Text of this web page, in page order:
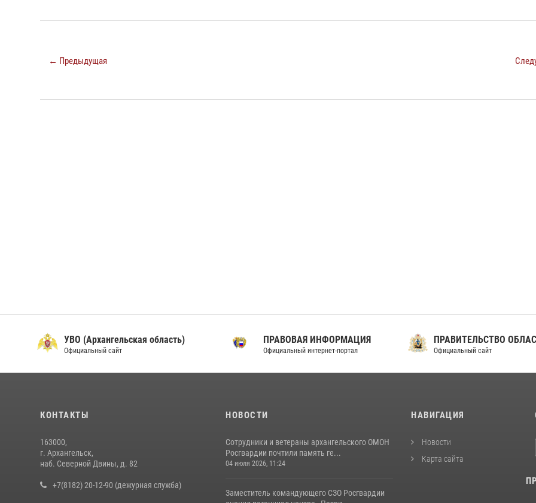
← Предыдущая
УВО (Архангельская область)
Официальный сайт
ПРАВОВАЯ ИНФОРМАЦИЯ
Официальный интернет-портал
ПРАВИТЕЛЬСТВО
Официальный сайт
КОНТАКТЫ
163000,
г. Архангельск,
наб. Северной Двины, д. 82
+7(8182) 20-12-90 (дежурная служба)
НОВОСТИ
Сотрудники и ветераны архангельского ОМОН
Росгвардии почтили память ге...
04 июля 2026, 11:24
Заместитель командующего СЗО Росгвардии
НАВИГАЦИЯ
Новости
Карта сайта